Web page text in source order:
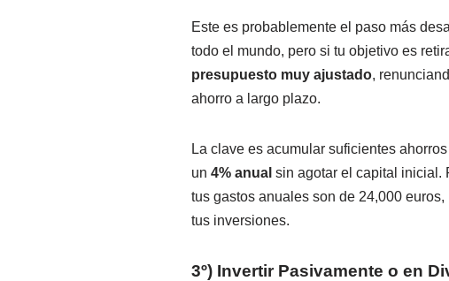
Este es probablemente el paso más
todo el mundo, pero si tu objetivo es
presupuesto muy ajustado,
ahorro a largo plazo.
La clave es acumular suficientes
un4% anual sin agotar el capital inicial.
tus gastos anuales son de 24,000
tus inversiones.
3º) Invertir Pasivamente o en